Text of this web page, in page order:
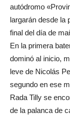
autódromo
largarán desde la
final del día de
En la primera
dominó al inicio,
leve de Nicolás
segundo en ese
Rada Tilly se
de la palanca de